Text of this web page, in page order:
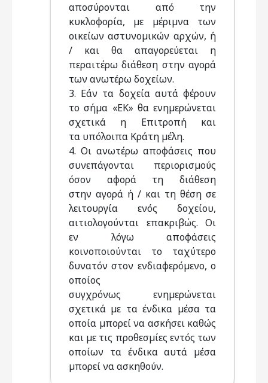
αποσύρονται από την
κυκλοφορία, µε µέριµνα των
οικείων αστυνοµικών αρχών, ή
/ και θα απαγορεύεται η
περαιτέρω διάθεση στην αγορά
των ανωτέρω δοχείων.
3. Εάν τα δοχεία αυτά φέρουν
το σήµα «ΕΚ» θα ενηµερώνεται
σχετικά η Επιτροπή και
τα υπόλοιπα Κράτη µέλη.
4. Οι ανωτέρω αποφάσεις που
συνεπάγονται περιορισµούς
όσον αφορά τη διάθεση
στην αγορά ή / και τη θέση σε
λειτουργία ενός δοχείου,
αιτιολογούνται επακριβώς. Οι
εν λόγω αποφάσεις
κοινοποιούνται το ταχύτερο
δυνατόν στον ενδιαφερόµενο, ο
οποίος
συγχρόνως ενηµερώνεται
σχετικά µε τα ένδικα µέσα τα
οποία µπορεί να ασκήσει καθώς
και µε τις προθεσµίες εντός των
οποίων τα ένδικα αυτά µέσα
µπορεί να ασκηθούν.